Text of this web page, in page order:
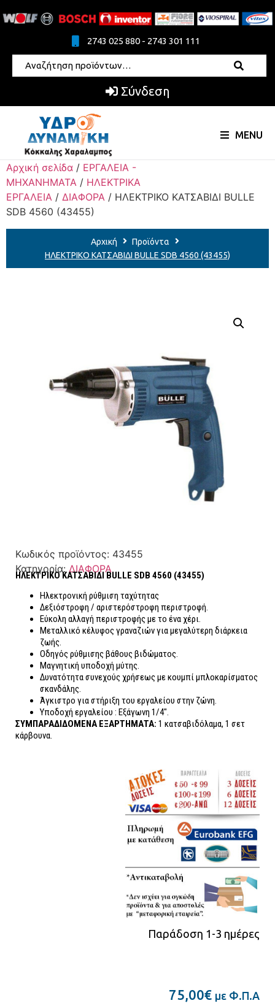
2743 025 880 - 2743 301 111
Σύνδεση
MENU
Αρχική σελίδα / ΕΡΓΑΛΕΙΑ -
ΜΗΧΑΝΗΜΑΤΑ / ΗΛΕΚΤΡΙΚΑ
ΕΡΓΑΛΕΙΑ / ΔΙΑΦΟΡΑ / ΗΛΕΚΤΡΙΚΟ ΚΑΤΣΑΒΙΔΙ BULLE
SDB 4560 (43455)
Αρχική
Προϊόντα
ΗΛΕΚΤΡΙΚΟ ΚΑΤΣΑΒΙΔΙ BULLE SDB 4560 (43455)
Κωδικός προϊόντος: 43455
Κατηγορία: ΔΙΑΦΟΡΑ
ΗΛΕΚΤΡΙΚΟ ΚΑΤΣΑΒΙΔΙ BULLE SDB 4560 (43455)
Ηλεκτρονική ρύθμιση ταχύτητας
Δεξιόστροφη / αριστερόστροφη περιστροφή.
Εύκολη αλλαγή περιστροφής με το ένα χέρι.
Μεταλλικό κέλυφος γραναζιών για μεγαλύτερη διάρκεια
ζωής.
Οδηγός ρύθμισης βάθους βιδώματος.
Μαγνητική υποδοχή μύτης.
Δυνατότητα συνεχούς χρήσεως με κουμπί μπλοκαρίσματος
σκανδάλης.
Άγκιστρο για στήριξη του εργαλείου στην ζώνη.
Υποδοχή εργαλείου : Εξάγωνη 1/4″.
ΣΥΜΠΑΡΑΔΙΔΟΜΕΝΑ ΕΞΑΡΤΗΜΑΤΑ: 1 κατσαβιδόλαμα, 1 σετ
κάρβουνα.
Παράδοση 1-3 ημέρες
75,00€ με Φ.Π.Α